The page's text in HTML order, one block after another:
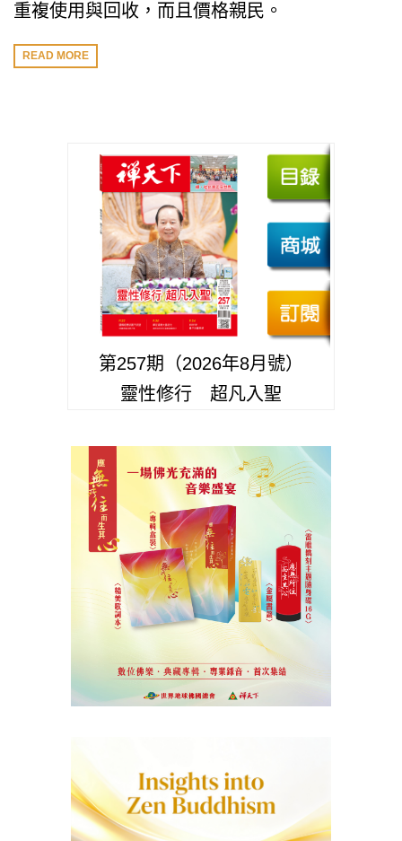
重複使用與回收，而且價格親民。
READ MORE
第257期（2026年8月號）
靈性修行 超凡入聖